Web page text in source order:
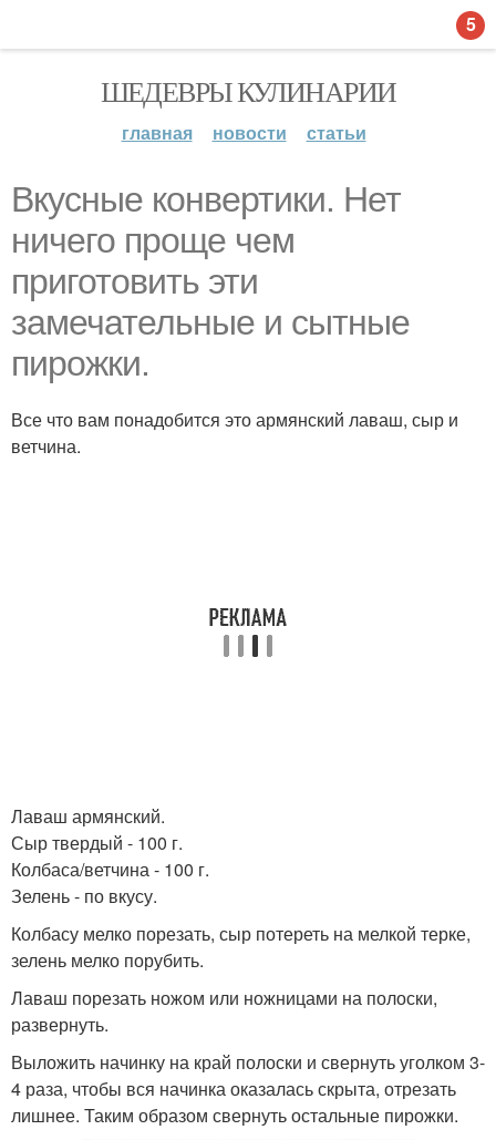
ШЕДЕВРЫ КУЛИНАРИИ
главная новости статьи
Вкусные конвертики. Нет
ничего проще чем
приготовить эти
замечательные и сытные
пирожки.
Все что вам понадобится это армянский лаваш, сыр и
ветчина.
Лаваш армянский.
Сыр твердый - 100 г.
Колбаса/ветчина - 100 г.
Зелень - по вкусу.
Колбасу мелко порезать, сыр потереть на мелкой терке,
зелень мелко порубить.
Лаваш порезать ножом или ножницами на полоски,
развернуть.
Выложить начинку на край полоски и свернуть уголком 3-
4 раза, чтобы вся начинка оказалась скрыта, отрезать
лишнее. Таким образом свернуть остальные пирожки.
5